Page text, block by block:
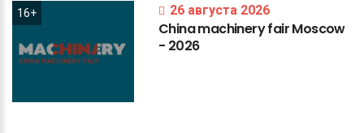
16+ 26 августа 2026
ChinamachineryfairMoscow
- 2026